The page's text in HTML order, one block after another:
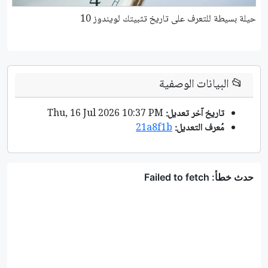
حيلة بسيطة للتعرف على تاريخ تثبيتك لويندوز 10
📂البيانات الوصفية
تاريخ آخر تعديل:
مُعرف التعديل:21a8f1b